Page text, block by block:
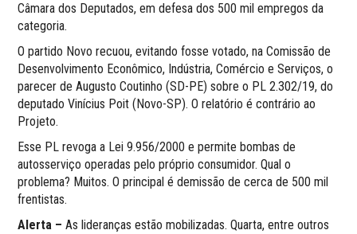
Câmara dos Deputados, em defesa dos 500 mil empregos da
categoria.
O partido Novo recuou, evitando fosse votado, na Comissão de
Desenvolvimento Econômico, Indústria, Comércio e Serviços, o
parecer de Augusto Coutinho (SD-PE) sobre o PL 2.302/19, do
deputado Vinícius Poit (Novo-SP). O relatório é contrário ao
Projeto.
Esse PL revoga a Lei 9.956/2000 e permite bombas de
autosserviço operadas pelo próprio consumidor. Qual o
problema? Muitos. O principal é demissão de cerca de 500 mil
frentistas.
Alerta – As lideranças estão mobilizadas. Quarta, entre outros